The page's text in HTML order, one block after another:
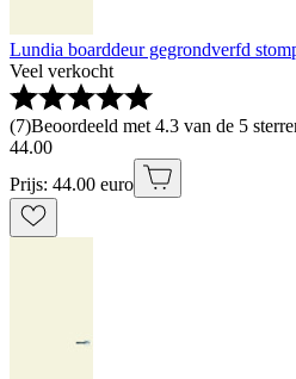
Lundia boarddeur gegrondverfd
Veel verkocht
(7)Beoordeeld met 4.3 van de 5
44.00
Prijs: 44.00 euro